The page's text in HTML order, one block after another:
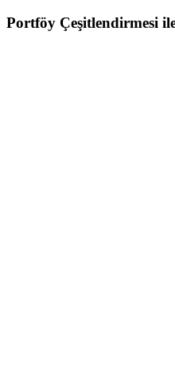
Portföy Çeşitlendirmesi ile